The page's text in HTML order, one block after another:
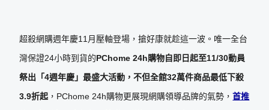
超殺網購週年慶11月壓軸登場，搶好康就趁這一波。唯一全台
灣保證24小時到貨的PChome 24h購物自即日起至11/30動員
祭出「4週年慶」最盛大活動，不但全館32萬件商品最低下殺
3.9折起 ，PChome 24h購物更展現網購領導品牌的氣勢，首推